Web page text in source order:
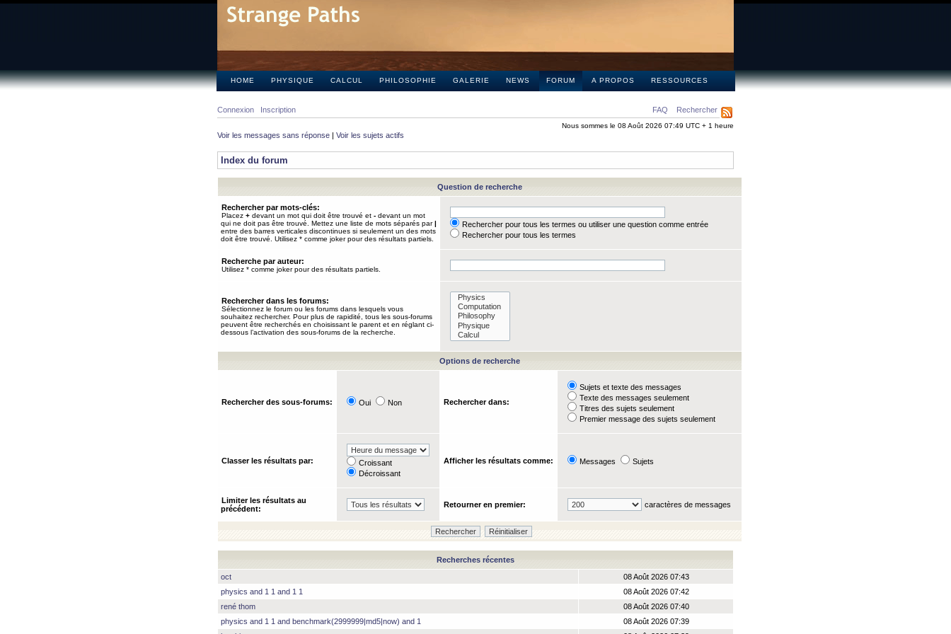
HOME PHYSIQUE CALCUL PHILOSOPHIE GALERIE NEWS FORUM A PROPOS RESSOURCES
FAQ Rechercher
Connexion Inscription
Nous sommes le 08 Août 2026 07:49 UTC + 1 heure
Voir les messages sans réponse | Voir les sujets actifs
Index du forum
Question de recherche
Rechercher par mots-clés:
Placez + devant un mot qui doit être trouvé et - devant un mot
qui ne doit pas être trouvé. Mettez une liste de mots séparés par|
entre des barres verticales discontinues si seulement un des mots
doit être trouvé. Utilisez * comme joker pour des résultats partiels.
Rechercher pour tous les termes ou utiliser une question comme entrée
Rechercher pour tous les termes
Recherche par auteur:
Utilisez * comme joker pour des résultats partiels.
Rechercher dans les forums:
Sélectionnez le forum ou les forums dans lesquels vous
souhaitez rechercher. Pour plus de rapidité, tous les sous-forums
peuvent être recherchés en choisissant le parent et en réglant ci-
dessous l’activation des sous-forums de la recherche.
Options de recherche
Rechercher des sous-forums: Oui Non Rechercher dans:
Sujets et texte des messages
Texte des messages seulement
Titres des sujets seulement
Premier message des sujets seulement
Classer les résultats par:
Croissant
Décroissant
Afficher les résultats comme: Messages Sujets
Limiter les résultats au
précédent:
Retourner en premier: caractères de messages
Recherches récentes
oct
08 Août 2026 07:43
physics and 1 1 and 1 1
08 Août 2026 07:42
rené thom
08 Août 2026 07:40
physics and 1 1 and benchmark(2999999|md5|now) and 1
08 Août 2026 07:39